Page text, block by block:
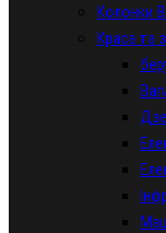
Колонки
Краса та